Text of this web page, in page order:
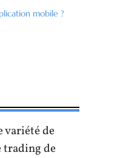
mobile ?
variété de
trading de